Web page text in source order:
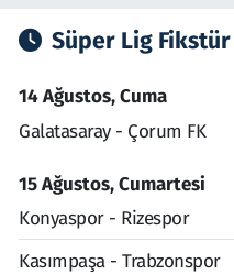
Süper Lig Fikstür
14 Ağustos, Cuma
Galatasaray - Çorum FK
15 Ağustos, Cumartesi
Konyaspor - Rizespor
Kasımpaşa - Trabzonspor